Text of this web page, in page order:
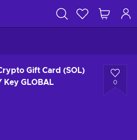
Gift Card (SOL)
Key GLOBAL
0